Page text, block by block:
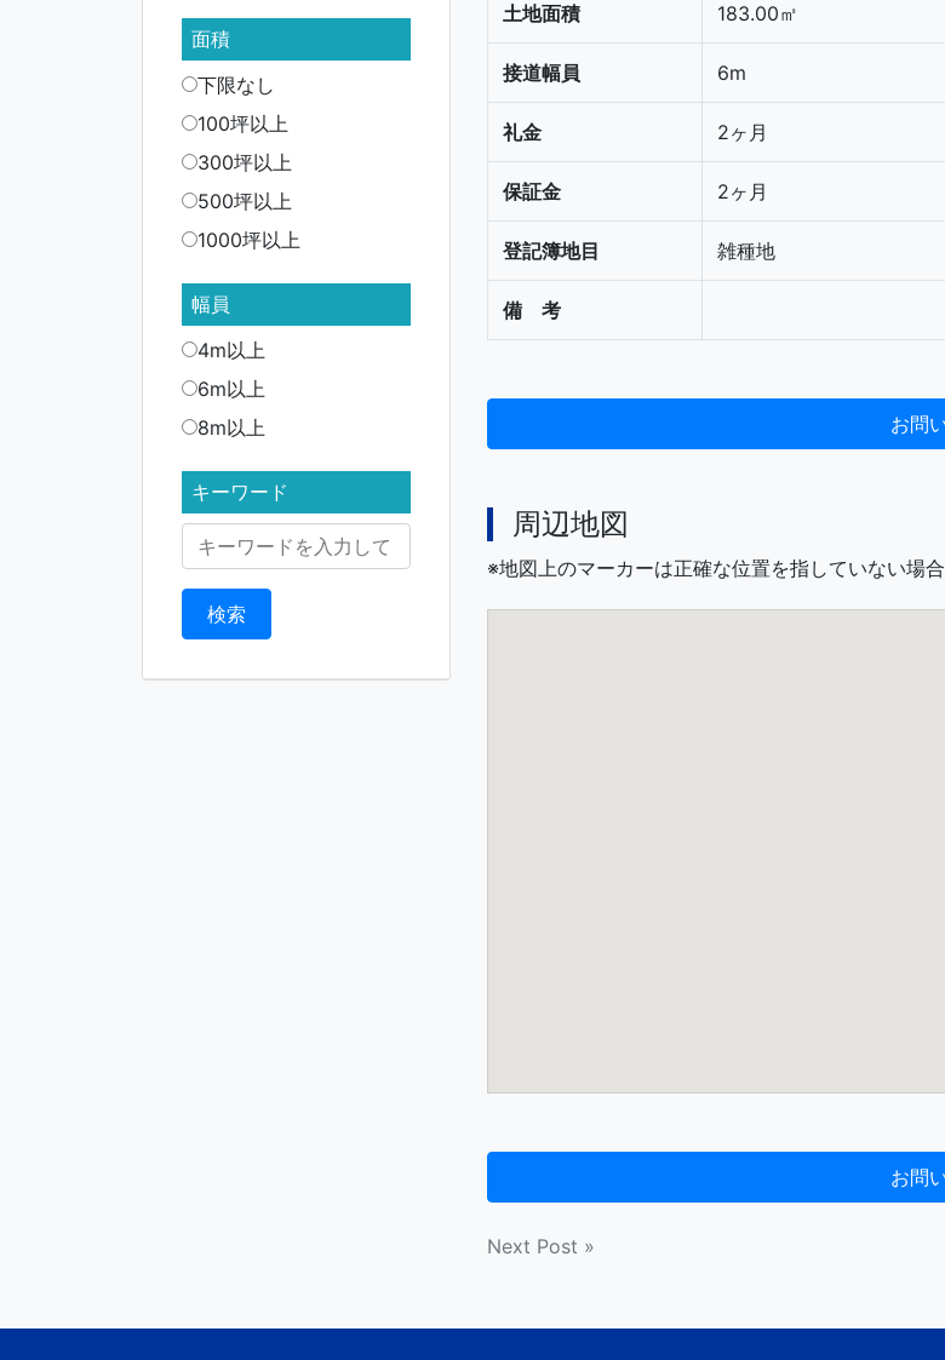
土地面積 183.00㎡
接道幅員 6m
礼金 2ヶ月
保証金 2ヶ月
登記簿地目 雑種地
備 考
周辺地図
※地図上のマーカーは正確な位置を指していない場
投
ナ
Next Post »
面積
下限なし
100坪以上
300坪以上
500坪以上
1000坪以上
幅員
4m以上
6m以上
8m以上
キーワード